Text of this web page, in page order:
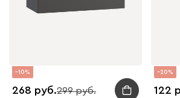
10
268 299
20
122